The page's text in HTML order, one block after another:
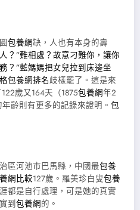
包養網缺，人也有本身的壽
？”難相處？故意刁難你，讓你
？”藍媽媽把女兒拉到床邊坐
包養網排名歧樣罷了。這是來
歲又164天（1875包養網年2
齡則有更多的記錄來證明。 包
河池市巴馬縣，中國最包養
網比較127歲。羅美珍白叟包養
都是自行處理，可是她的真實
到包養網的。